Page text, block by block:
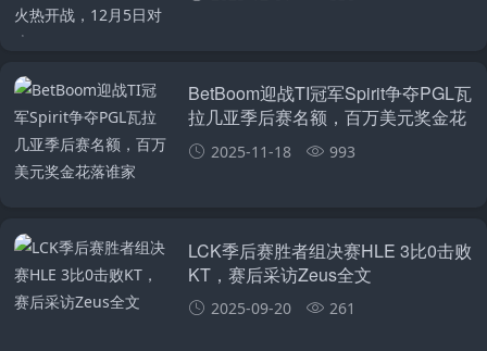
BetBoom迎战TI冠军Spirit争夺PGL瓦
拉几亚季后赛名额，百万美元奖金花
落谁家
2025-11-18 993
LCK季后赛胜者组决赛HLE 3比0击败
KT，赛后采访Zeus全文
2025-09-20 261